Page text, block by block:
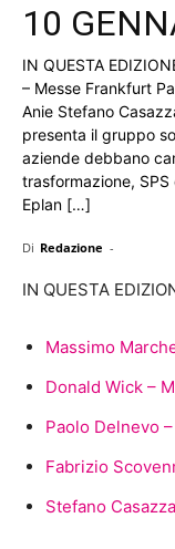
10
IN QUESTA
– Messe Frankfurt
Anie Stefano
presenta il gruppo
aziende debbano
trasformazione,
Eplan […]
Di Redazione -
IN QUESTA
Massimo
Donald Wick –
Paolo Delnevo
Fabrizio
Stefano